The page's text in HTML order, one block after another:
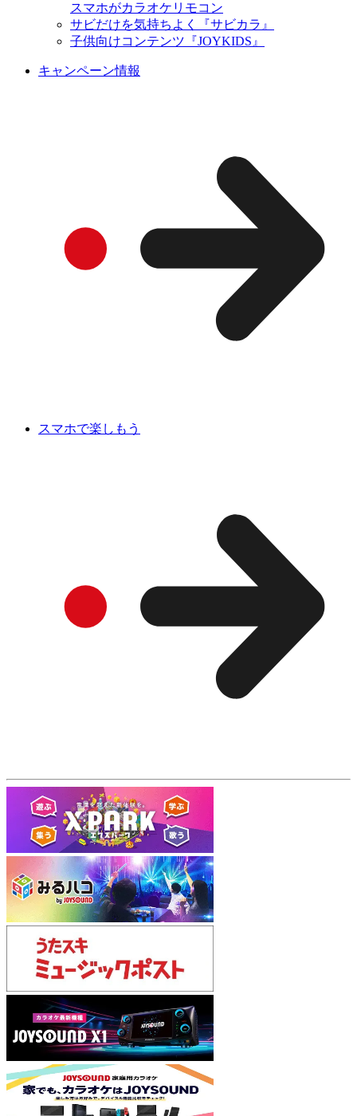
スマホがカラオケリモコン
サビだけを気持ちよく『サビカラ』
子供向けコンテンツ『JOYKIDS』
キャンペーン情報
スマホで楽しもう